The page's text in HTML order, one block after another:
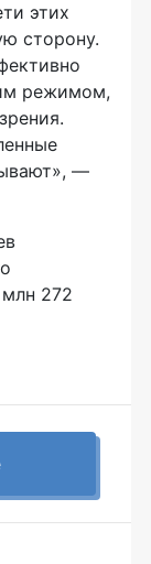
этих
сторону.
режимом,
—
272